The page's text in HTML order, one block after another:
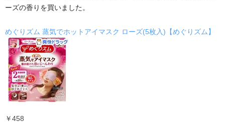
ーズの香りを買いました。
めぐりズム 蒸気でホットアイマスク ローズ(5枚入)【めぐりズム】
￥458